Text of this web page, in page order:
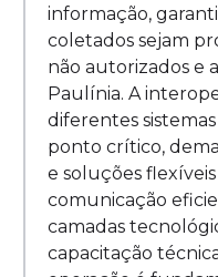
informação,
coletados sejam
não autorizados e
Paulínia. A
diferentes
ponto crítico,
e soluções
comunicação
camadas
capacitação